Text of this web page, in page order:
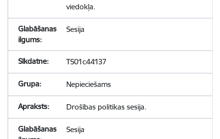
viedokļa.
Sesija
TS01c44137
Nepieciešams
Drošības politikas sesija.
Sesija